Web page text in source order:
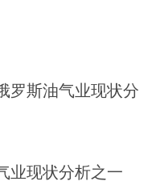
斯油气业现状分
现状分析之一